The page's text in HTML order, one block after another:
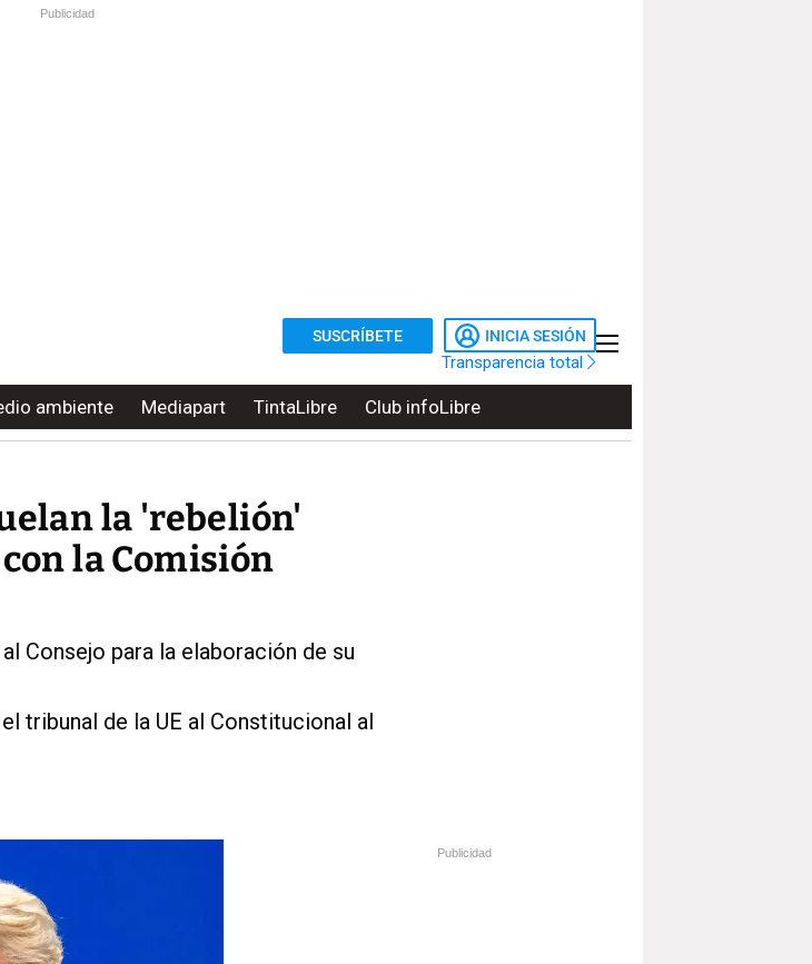
Publicidad
SUSCRÍBETE INICIA SESIÓN
Transparencia total
ambiente Mediapart TintaLibre Club infoLibre
la 'rebelión'
la Comisión
Consejo para la elaboración de su
tribunal de la UE al Constitucional al
Publicidad